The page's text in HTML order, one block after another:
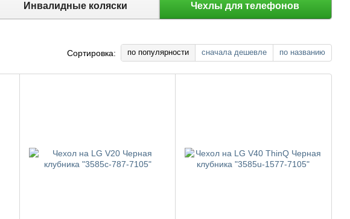
Инвалидные коляски Чехлы для телефонов
Сортировка: по популярности сначала дешевле по названию